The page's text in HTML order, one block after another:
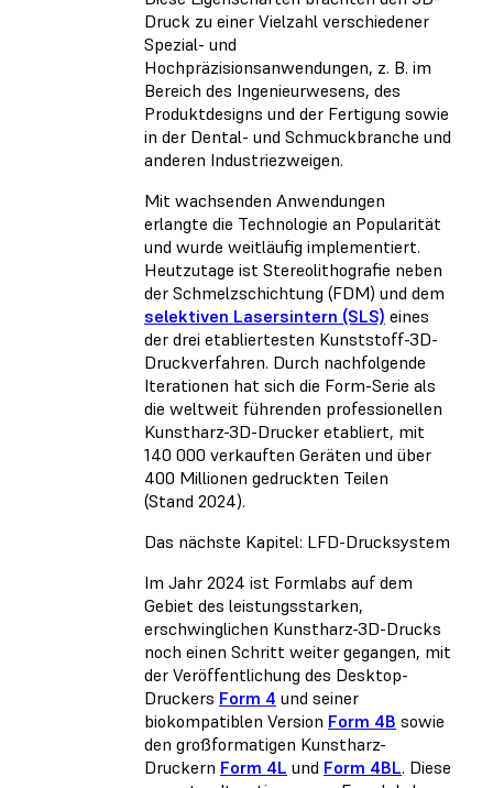
Druck zu einer Vielzahl verschiedener
Spezial- und
Hochpräzisionsanwendungen, z. B. im
Bereich des Ingenieurwesens, des
Produktdesigns und der Fertigung sowie
in der Dental- und Schmuckbranche und
anderen Industriezweigen.
Mit wachsenden Anwendungen
erlangte die Technologie an Popularität
und wurde weitläufig implementiert.
Heutzutage ist Stereolithografie neben
der Schmelzschichtung (FDM) und dem
selektiven Lasersintern (SLS) eines
der drei etabliertesten Kunststoff-3D-
Druckverfahren. Durch nachfolgende
Iterationen hat sich die Form-Serie als
die weltweit führenden professionellen
Kunstharz-3D-Drucker etabliert, mit
140 000 verkauften Geräten und über
400 Millionen gedruckten Teilen
(Stand 2024).
Das nächste Kapitel: LFD-Drucksystem
Im Jahr 2024 ist Formlabs auf dem
Gebiet des leistungsstarken,
erschwinglichen Kunstharz-3D-Drucks
noch einen Schritt weiter gegangen, mit
der Veröffentlichung des Desktop-
Druckers Form 4 und seiner
biokompatiblen Version Form 4B sowie
den großformatigen Kunstharz-
Druckern Form 4L und Form 4BL. Diese